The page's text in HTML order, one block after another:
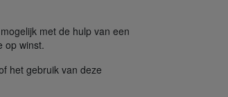
met de hulp van een
op winst.
het gebruik van deze